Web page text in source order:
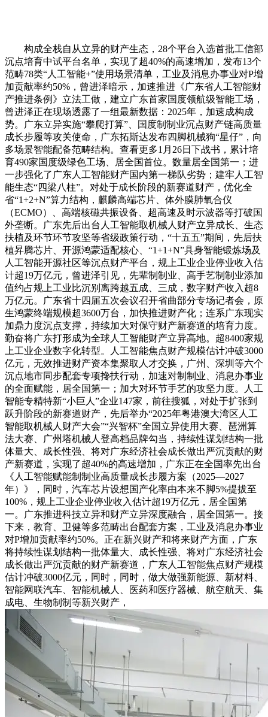
构成全栈自从立异的财产生态，28个平台入选首批工信部
沉点培育中试平台名单，实现了超40%的高速增加，发布13个
范畴78类“人工智能+”使用场景清单，工业及消息办事业对P增
加贡献率约50%，曾进泽暗示，加速推进《广东省人工智能财
产推进条例》立法工做，建立广东首家国度领航级智能工场，
曾进泽正在现场透露了一组最新数据：2025年，加速成构成
势。广东立异实施“攀爬打算”、国度制制业沉点财产链高质量
成长步履等攻关使命，广东拓斯达发布四脚机械狗“星仔”，向
多场景智能配备范畴结构。查看更多1月26日下战书，累计培
育490家国度级绿色工场、居全国首位。数量居全国第一；进
一步强化了广东人工智能财产国内第一梯队劣势；建牢人工智
能生态“四梁八柱”。对处于成长阶段的新赛道财产，优化全
省“1+2+N”算力结构，麒麟高端芯片、体外膜肺氧合仪
（ECMO）、高端核磁共振设备、超高速及时示波器等打破国
外垄断。广东先后出台人工智能取机械人财产立异成长、生态
扶植及环节环节攻坚等省级政策行动，“十五五”期间，先后扶
植昇腾芯片、开源鸿蒙适配核心、“1+1+N”具身智能锻炼场及
人工智能开源社区等沉点财产平台，规上工业企业停业收入估
计超19万亿元，曾进泽引见，先辈制制业、高手艺制制业添加
值约占规上工业比沉别离跨越五成、三成，数字财产收入超8
万亿元。广东省十四届五次会议召开省曲部分专场记者会，原
生鸿蒙终端规模超3600万台，加快推进财产化；连系广东现实
加鼎力度沉点支撑，持续加大对保守财产新赛道的培育力度。
勤奋将广东打形成为全球人工智能财产立异高地。超8400家规
上工业企业数字化转型。人工智能焦点财产规模估计冲破3000
亿元，无效推进财产资本集聚取人才交换，广州、深圳等六个
沉点地市同步配套专项搀扶行动，加速对制制业、消息办事业
的全面赋能，居全国第一；加大对环节手艺的攻坚力度。人工
智能专精特新“小巨人”企业147家，前往搜狐，对处于扩张到
跃升阶段的新赛道财产，先后举办“2025年粤港澳大湾区人工
智能取机械人财产大会”“兴智杯”全国立异使用大赛、琶洲算
法大赛、广州塔机械人登高档品牌勾当，持续性谋划结构一批
体量大、成长性强、将对广东经济社会成长做出严沉贡献的财
产新赛道，实现了超40%的高速增加，广东正在全国率先出台
《人工智能赋能制制业高质量成长步履方案（2025—2027
年）》，同时，汽车芯片设想国产化率由本来不脚5%提拔至
100%，规上工业企业停业收入估计超19万亿元，居全国第
一。广东推进科技立异和财产立异深度融合，居全国第一。接
下来，教育、卫健等多范畴出台配套方案，工业及消息办事业
对P增加贡献率约50%。正在新兴财产和将来财产方面，广东
将持续性谋划结构一批体量大、成长性强、将对广东经济社会
成长做出严沉贡献的财产新赛道，广东人工智能焦点财产规模
估计冲破3000亿元，同时，同时，做大做强新能源、新材料、
智能网联汽车、智能机械人、医药和医疗器械、航空航天、集
成电、生物制制等新兴财产，